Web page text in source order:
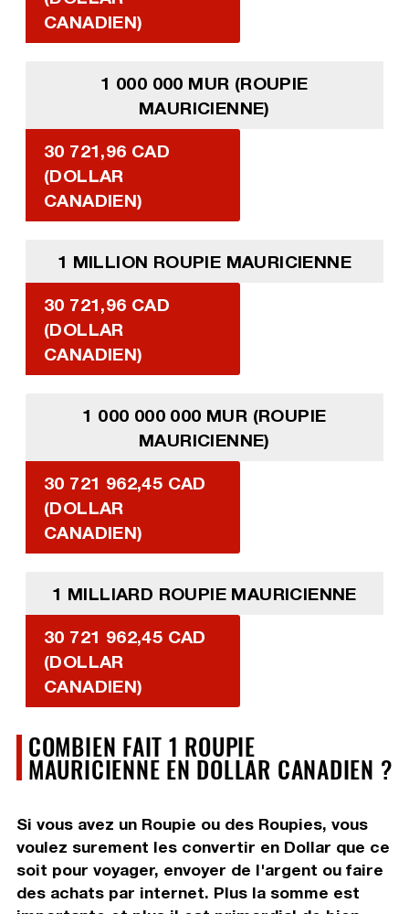
CANADIEN)
1 000 000 MUR (ROUPIE
MAURICIENNE)
30 721,96 CAD
(DOLLAR
CANADIEN)
1 MILLION ROUPIE MAURICIENNE
30 721,96 CAD
(DOLLAR
CANADIEN)
1 000 000 000 MUR (ROUPIE
MAURICIENNE)
30 721 962,45 CAD
(DOLLAR
CANADIEN)
1 MILLIARD ROUPIE MAURICIENNE
30 721 962,45 CAD
(DOLLAR
CANADIEN)
COMBIEN FAIT 1 ROUPIE
MAURICIENNE EN DOLLAR CANADIEN ?
Si vous avez un Roupie ou des Roupies, vous
voulez surement les convertir en Dollar que ce
soit pour voyager, envoyer de l'argent ou faire
des achats par internet. Plus la somme est